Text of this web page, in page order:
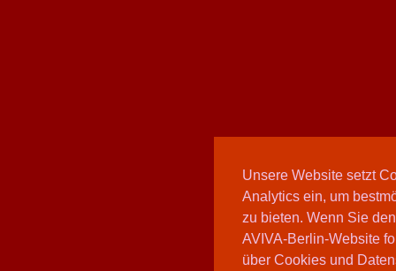
Unsere Website setzt
Analytics ein, um
zu bieten. Wenn Sie
AVIVA-Berlin-Website
über Cookies und